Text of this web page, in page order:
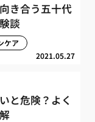
き合う五十代
談
2021.05.27
ケア
と危険？よく